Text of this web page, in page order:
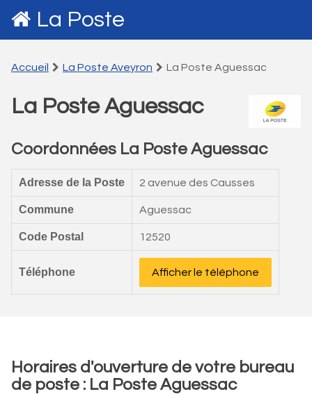
La Poste
Accueil La Poste Aveyron La Poste Aguessac
La Poste Aguessac
Coordonnées La Poste Aguessac
Adresse de la Poste 2 avenue des Causses
Commune Aguessac
Code Postal 12520
Téléphone Afficher le téléphone
Horaires d'ouverture de votre bureau
de poste : La Poste Aguessac